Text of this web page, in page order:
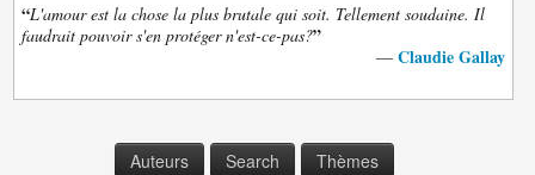
“L'amour est la chose la plus brutale qui soit. Tellement soudaine. Il
faudrait pouvoir s'en protéger n'est-ce-pas?”
— Claudie Gallay
Auteurs Search Thèmes